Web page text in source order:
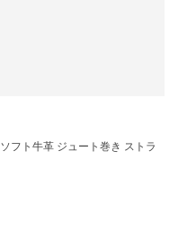
フト牛革 ジュート巻き ストラ